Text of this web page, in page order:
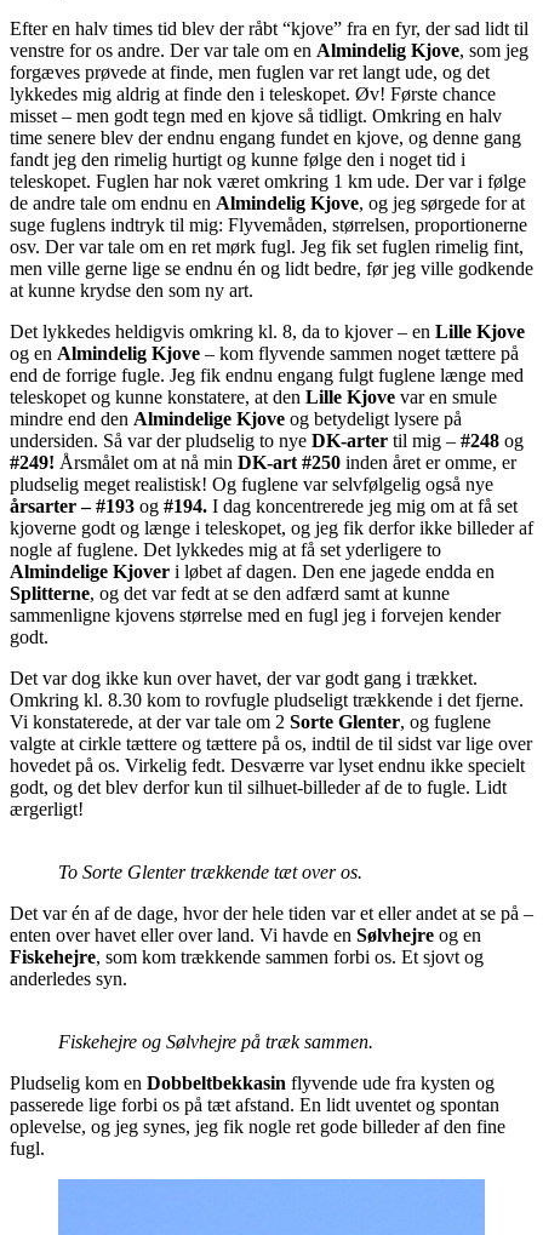
Efter en halv times tid blev der råbt “kjove” fra en fyr, der sad lidt til
venstre for os andre. Der var tale om en Almindelig Kjove, som jeg
forgæves prøvede at finde, men fuglen var ret langt ude, og det
lykkedes mig aldrig at finde den i teleskopet. Øv! Første chance
misset – men godt tegn med en kjove så tidligt. Omkring en halv
time senere blev der endnu engang fundet en kjove, og denne gang
fandt jeg den rimelig hurtigt og kunne følge den i noget tid i
teleskopet. Fuglen har nok været omkring 1 km ude. Der var i følge
de andre tale om endnu en Almindelig Kjove, og jeg sørgede for at
suge fuglens indtryk til mig: Flyvemåden, størrelsen, proportionerne
osv. Der var tale om en ret mørk fugl. Jeg fik set fuglen rimelig fint,
men ville gerne lige se endnu én og lidt bedre, før jeg ville godkende
at kunne krydse den som ny art.
Det lykkedes heldigvis omkring kl. 8, da to kjover – en Lille Kjove
og en Almindelig Kjove – kom flyvende sammen noget tættere på
end de forrige fugle. Jeg fik endnu engang fulgt fuglene længe med
teleskopet og kunne konstatere, at den Lille Kjove var en smule
mindre end den Almindelige Kjove og betydeligt lysere på
undersiden. Så var der pludselig to nye DK-arter til mig – #248 og
#249! Årsmålet om at nå min DK-art #250 inden året er omme, er
pludselig meget realistisk! Og fuglene var selvfølgelig også nye
årsarter – #193 og #194. I dag koncentrerede jeg mig om at få set
kjoverne godt og længe i teleskopet, og jeg fik derfor ikke billeder af
nogle af fuglene. Det lykkedes mig at få set yderligere to
Almindelige Kjover i løbet af dagen. Den ene jagede endda en
Splitterne, og det var fedt at se den adfærd samt at kunne
sammenligne kjovens størrelse med en fugl jeg i forvejen kender
godt.
Det var dog ikke kun over havet, der var godt gang i trækket.
Omkring kl. 8.30 kom to rovfugle pludseligt trækkende i det fjerne.
Vi konstaterede, at der var tale om 2 Sorte Glenter, og fuglene
valgte at cirkle tættere og tættere på os, indtil de til sidst var lige over
hovedet på os. Virkelig fedt. Desværre var lyset endnu ikke specielt
godt, og det blev derfor kun til silhuet-billeder af de to fugle. Lidt
ærgerligt!
To Sorte Glenter trækkende tæt over os.
Det var én af de dage, hvor der hele tiden var et eller andet at se på –
enten over havet eller over land. Vi havde en Sølvhejre og en
Fiskehejre, som kom trækkende sammen forbi os. Et sjovt og
anderledes syn.
Fiskehejre og Sølvhejre på træk sammen.
Pludselig kom en Dobbeltbekkasin flyvende ude fra kysten og
passerede lige forbi os på tæt afstand. En lidt uventet og spontan
oplevelse, og jeg synes, jeg fik nogle ret gode billeder af den fine
fugl.